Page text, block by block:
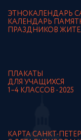
ЭТНОКАЛЕНДАРЬ
КАЛЕНДАРЬ
ПРАЗДНИКОВ
ПЛАКАТЫ
ДЛЯ УЧАЩИХСЯ
1–4 КЛАССОВ - 2025
КАРТА САНКТ-